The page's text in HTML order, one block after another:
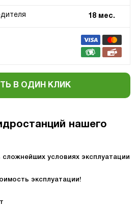
18 мес.
В ОДИН КЛИК
нашего
сложнейших условиях эксплуатации
эксплуатации!